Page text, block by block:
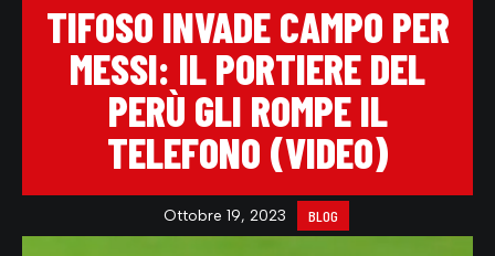
TIFOSO INVADE CAMPO PER
MESSI: IL PORTIERE DEL
PERÙ GLI ROMPE IL
TELEFONO (VIDEO)
Ottobre 19, 2023 BLOG